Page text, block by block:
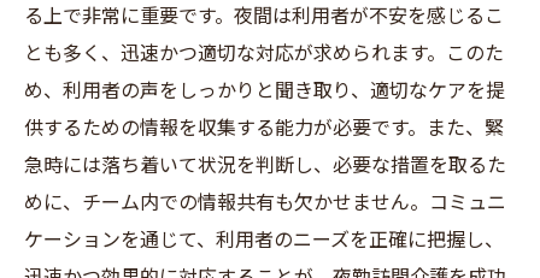
る上で非常に重要です。夜間は利用者が不安を感じるこ
とも多く、迅速かつ適切な対応が求められます。このた
め、利用者の声をしっかりと聞き取り、適切なケアを提
供するための情報を収集する能力が必要です。また、緊
急時には落ち着いて状況を判断し、必要な措置を取るた
めに、チーム内での情報共有も欠かせません。コミュニ
ケーションを通じて、利用者のニーズを正確に把握し、